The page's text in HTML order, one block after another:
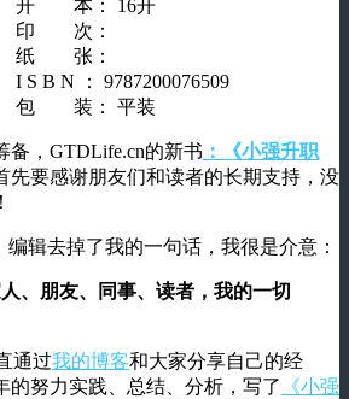
开 本： 16开
印 次：
纸 张：
I S B N ： 9787200076509
包 装： 平装
备，GTDLife.cn的新书 ：《小强升职
先要感谢朋友们和读者的长期支持，没
辑去掉了我的一句话，我很是介意：
、朋友、同事、读者，我的一切
通过我的博客和大家分享自己的经
的努力实践、总结、分析，写了
《小强